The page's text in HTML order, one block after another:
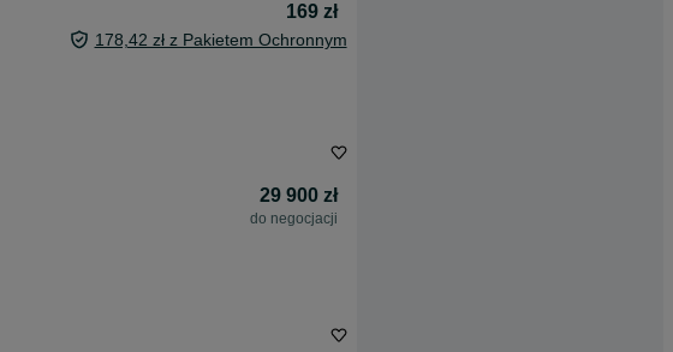
169 zł
178,42 zł z Pakietem Ochronnym
29 900 zł
do negocjacji